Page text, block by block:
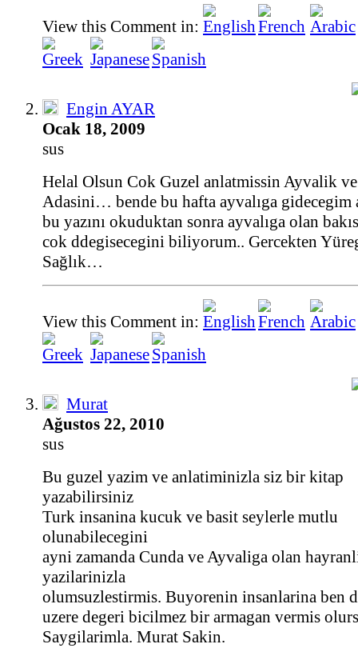
View this Comment in:
Engin AYAR
Ocak 18, 2009
sus
Helal Olsun Cok Guzel anlatmissin Ayvalik
Adasini… bende bu hafta ayvalıga gidecegim
bu yazını okuduktan sonra ayvalıga olan
cok ddegisecegini biliyorum.. Gercekten
Sağlık…
View this Comment in:
Murat
Ağustos 22, 2010
sus
Bu guzel yazim ve anlatiminizla siz bir kitap
yazabilirsiniz
Turk insanina kucuk ve basit seylerle mutlu
olunabilecegini
ayni zamanda Cunda ve Ayvaliga olan
yazilarinizla
olumsuzlestirmis. Buyorenin insanlarina ben
uzere degeri bicilmez bir armagan vermis
Saygilarimla. Murat Sakin.